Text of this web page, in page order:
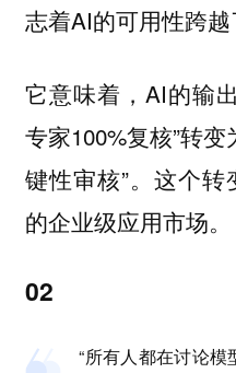
志着AI的可用性跨越
它意味着，AI的输
专家100%复核”转
键性审核”。这个
的企业级应用市场。
02
“所有人都在讨论模